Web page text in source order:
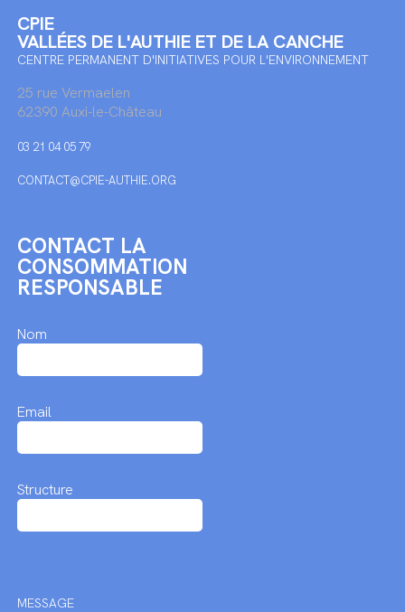
CPIE
VALLÉES DE L'AUTHIE ET DE LA CANCHE
CENTRE PERMANENT D'INITIATIVES POUR L'ENVIRONNEMENT
25 rue Vermaelen
62390 Auxi-le-Château
03 21 04 05 79
CONTACT@CPIE-AUTHIE.ORG
CONTACT LA
CONSOMMATION
RESPONSABLE
Nom
Email
Structure
MESSAGE